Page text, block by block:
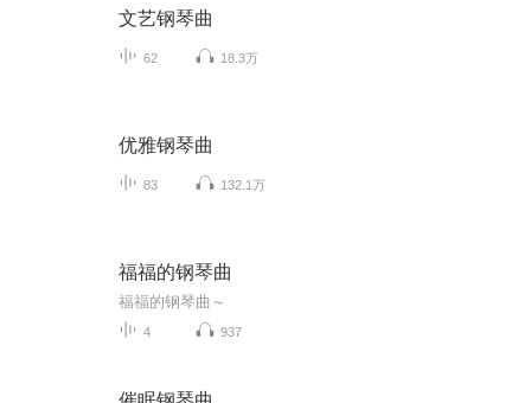
文艺钢琴曲
62 18.3万
优雅钢琴曲
83 132.1万
福福的钢琴曲
福福的钢琴曲～
4 937